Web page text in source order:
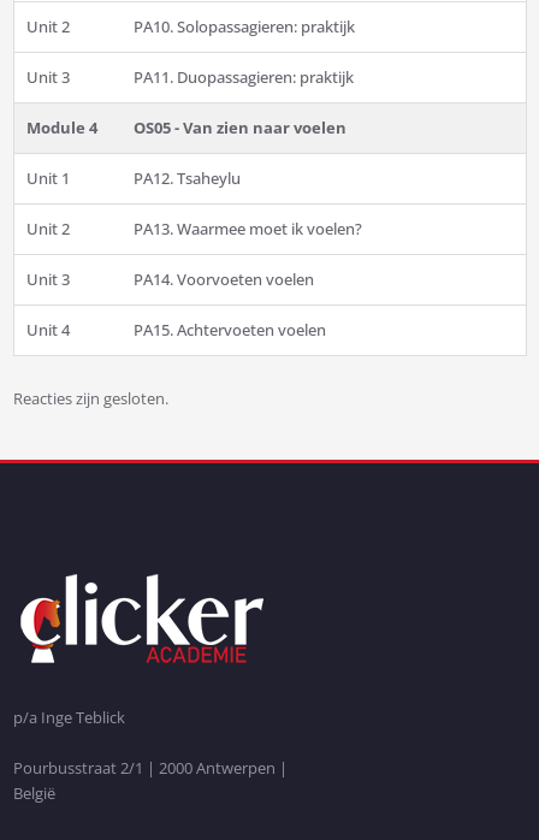
Unit 2 PA10. Solopassagieren: praktijk
Unit 3 PA11. Duopassagieren: praktijk
Module 4 OS05 - Van zien naar voelen
Unit 1 PA12. Tsaheylu
Unit 2 PA13. Waarmee moet ik voelen?
Unit 3 PA14. Voorvoeten voelen
Unit 4 PA15. Achtervoeten voelen
Bericht
navigatie
Reacties zijn gesloten.
p/a Inge Teblick
Pourbusstraat 2/1 | 2000 Antwerpen |
België